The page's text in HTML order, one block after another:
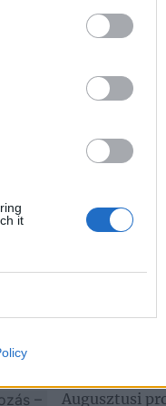
it
NE
Csillagles,
Fesztiválja
Budapestről
Tiszafüredre
Rendkívüli
Hortobágyon
Augusztusi